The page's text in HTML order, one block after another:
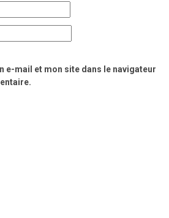
e-mail et mon site dans le navigateur